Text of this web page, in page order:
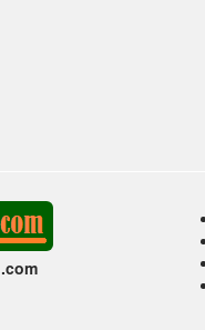
.com